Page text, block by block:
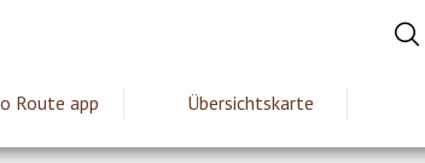
Route app Übersichtskarte